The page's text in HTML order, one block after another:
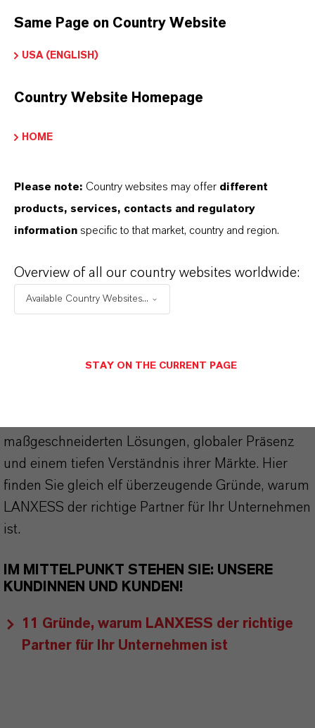
Nach Auswahl des Dropdowns erscheint ein
SPRACHE AUSWÄHLEN
DARUMLANXESS!
Als führendes Spezialchemieunternehmen bieten
maßgeschneiderten Lösungen, globaler Präsenz
und einem tiefen Verständnis ihrer Märkte. Hier
finden Sie gleich elf überzeugende Gründe, warum
LANXESS der richtige Partner für Ihr Unternehmen
ist.
IM MITTELPUNKT STEHEN SIE: UNSERE
KUNDINNEN UND KUNDEN!
11 Gründe, warum LANXESS der richtige
Partner für Ihr Unternehmen ist
Same Page on Country Website
USA (ENGLISH)
Country Website Homepage
HOME
Please note: Country websites may offer different
products, services, contacts and regulatory
information specific to that market, country and region.
Overview of all our country websites worldwide:
Available Country Websites...
STAY ON THE CURRENT PAGE